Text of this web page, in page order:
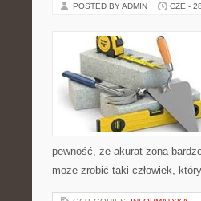
POSTED BY ADMIN CZE -
pewność, że akurat żona
może zrobić taki człowiek,